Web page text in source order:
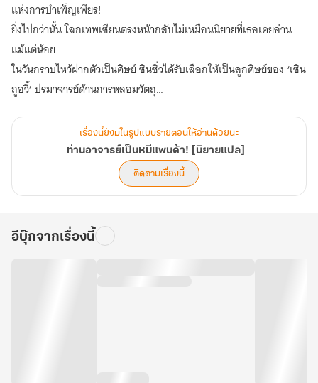
แห่งการบำเพ็ญเพียร!
ยิ่งไปกว่านั้น โลกเทพเซียนตรงหน้ากลับไม่เหมือนนิยายที่เธอเคยอ่าน
แม้แต่น้อย
ในวันกราบไหว้ฝากตัวเป็นศิษย์ ซินซิ่วได้รับเลือกให้เป็นลูกศิษย์ของ ‘เซิน
ถูอวี้’ ปรมาจารย์ด้านการหลอมวัตถุ
แพนด้า!
ช่างปะไร ในเมื่อโลกก่อนเธอไม่มีโอกาสเลี้ยงแพนด้าตัวเป็นๆ
งั้นในโลกนี้ก็ขอกราบแพนด้าเป็นอาจารย์ แล้วให้อาจารย์เลี้ยงเธอแทนก็
แล้วกัน!
เรื่องนี้ยังมีในรูปแบบรายตอนให้อ่านด้วยนะ
ท่านอาจารย์เป็นหมีแพนด้า! [นิยายแปล]
ติดตามเรื่องนี้
อีบุ๊กจากเรื่องนี้